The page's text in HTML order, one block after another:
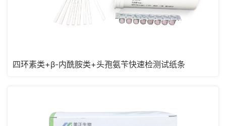
四环素类+β-内酰胺类+头孢氨苄快速检测试纸条